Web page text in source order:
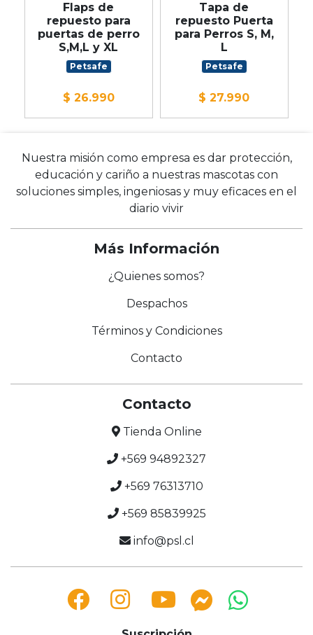
Flaps de
repuesto para
puertas de perro
S,M,L y XL
Petsafe
$ 26.990
Tapa de
repuesto Puerta
para Perros S, M,
L
Petsafe
$ 27.990
Nuestra misión como empresa es dar protección,
educación y cariño a nuestras mascotas con
soluciones simples, ingeniosas y muy eficaces en el
diario vivir
Más Información
¿Quienes somos?
Despachos
Términos y Condiciones
Contacto
Contacto
Tienda Online
+569 94892327
+569 76313710
+569 85839925
info@psl.cl